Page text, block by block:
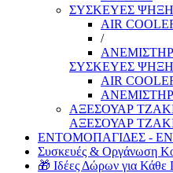
ΣΥΣΚΕΥΕΣ
AIR
/
ΣΥΣΚΕΥΕΣ
AIR
ΑΞΕΣΟΥΑΡ
ΑΞΕΣΟΥΑΡ
ΕΝΤΟΜΟΠΑΓΙΔΕΣ -
Συσκευές & Οργάνωση
🎁 Ιδέες Δώρων για Κάθε